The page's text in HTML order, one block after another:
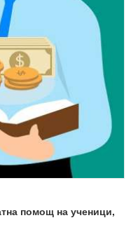
помощ на ученици,